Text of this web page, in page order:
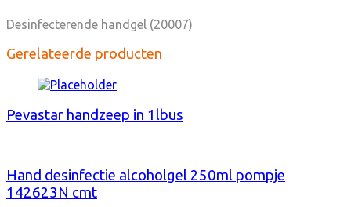
Desinfecterende handgel (20007)
Gerelateerde producten
Pevastar handzeep in 1lbus
Hand desinfectie alcoholgel 250ml pompje
142623N cmt